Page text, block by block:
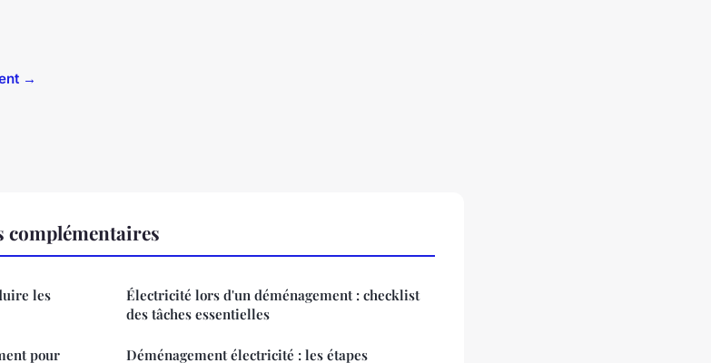
→
complémentaires
les
pour
Électricité lors d'un déménagement : checklist
des tâches essentielles
Déménagement électricité : les étapes